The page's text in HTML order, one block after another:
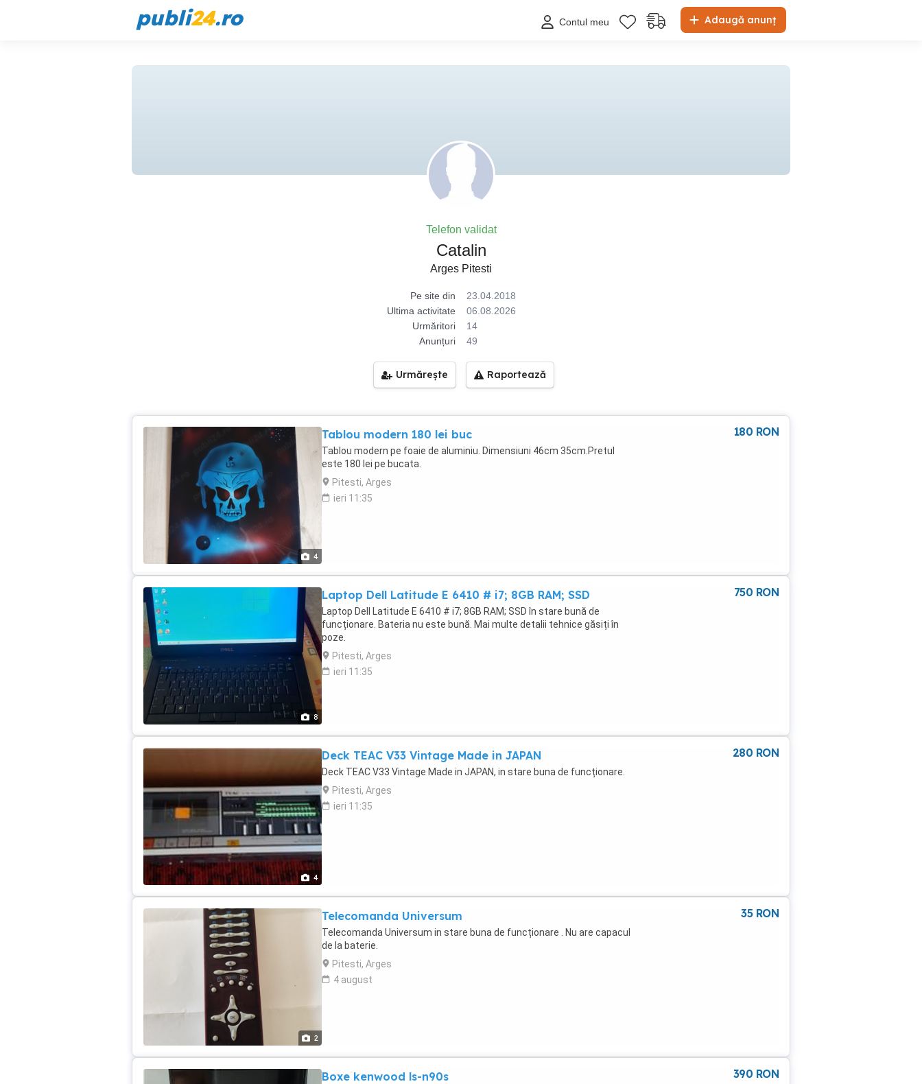
publi24.ro Adaugă anunț
Contul meu
Telefon validat
Catalin
Arges Pitesti
Pe site din
23.04.2018
Ultima activitate
06.08.2026
Urmăritori
14
Anunțuri
49
Urmărește Raportează
4
Tablou modern 180 lei buc
Tablou modern pe foaie de aluminiu. Dimensiuni 46cm 35cm.Pretul
este 180 lei pe bucata.
Pitesti, Arges
ieri 11:35
180 RON
8
Laptop Dell Latitude E 6410 # i7; 8GB RAM; SSD
Laptop Dell Latitude E 6410 # i7; 8GB RAM; SSD în stare bună de
funcționare. Bateria nu este bună. Mai multe detalii tehnice găsiți în
poze.
Pitesti, Arges
ieri 11:35
750 RON
4
Deck TEAC V33 Vintage Made in JAPAN
Deck TEAC V33 Vintage Made in JAPAN, in stare buna de funcționare.
Pitesti, Arges
ieri 11:35
280 RON
2
Telecomanda Universum
Telecomanda Universum in stare buna de funcționare . Nu are capacul
de la baterie.
Pitesti, Arges
4 august
35 RON
Boxe kenwood ls-n90s 390 RON